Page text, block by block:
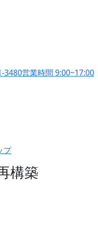
3480営業時間 9:00~17:00
プ
構築